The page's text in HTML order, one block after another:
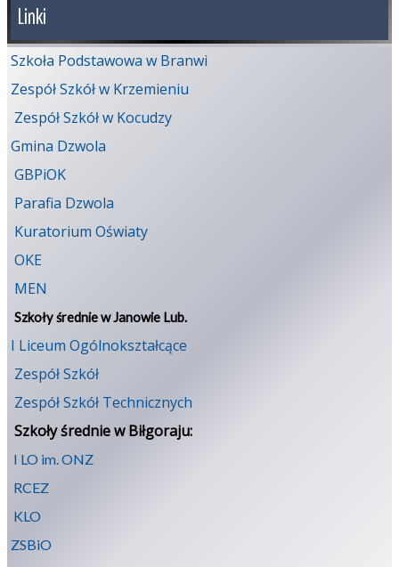
Linki
Szkoła Podstawowa w Branwi
Zespół Szkół w Krzemieniu
Zespół Szkół w Kocudzy
Gmina Dzwola
GBPiOK
Parafia Dzwola
Kuratorium Oświaty
OKE
MEN
Szkoły średnie w Janowie Lub.
I Liceum Ogólnokształcące
Zespół Szkół
Zespół Szkół Technicznych
Szkoły średnie w Biłgoraju:
I LO im. ONZ
RCEZ
KLO
ZSBiO